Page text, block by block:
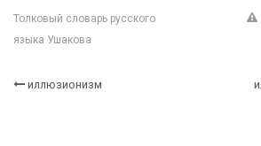
Толковый словарь русского
языка Ушакова
иллюзионизм